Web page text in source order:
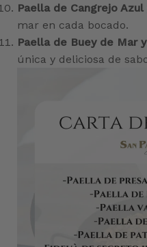
Paella de Cangrejo Azul
mar en cada bocado.
Paella de Buey de Mar
única y deliciosa de